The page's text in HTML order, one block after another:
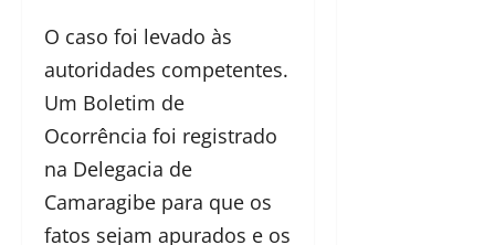
O caso foi levado às
autoridades competentes.
Um Boletim de
Ocorrência foi registrado
na Delegacia de
Camaragibe para que os
fatos sejam apurados e os